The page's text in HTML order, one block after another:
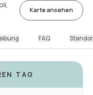
Karte ansehen
FAQ
TAG